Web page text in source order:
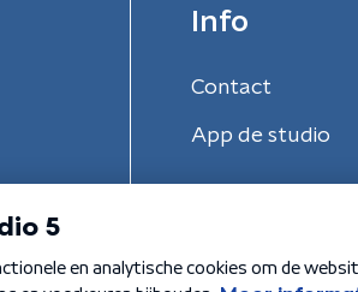
Info
Contact
App de studio